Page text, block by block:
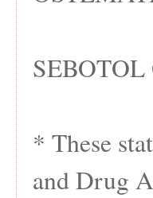
* These
and Drug